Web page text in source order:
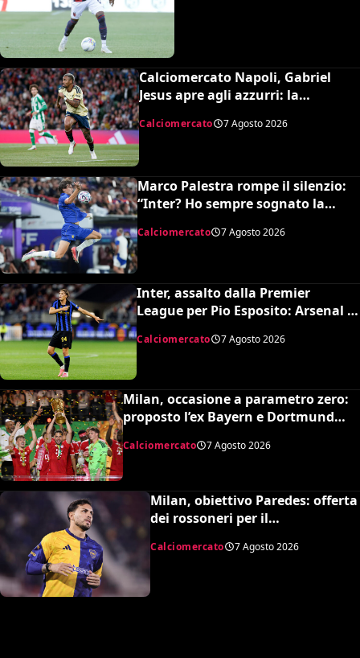
Calciomercato Napoli, Gabriel
Jesus apre agli azzurri: la
Calciomercato 7 Agosto 2026
Marco Palestra rompe il silenzio:
“Inter? Ho sempre sognato la
Premier League e il Chelsea”
Calciomercato 7 Agosto 2026
Inter, assalto dalla Premier
League per Pio Esposito: Arsenal e
Calciomercato 7 Agosto 2026
Milan, occasione a parametro zero:
proposto l’ex Bayern e Dortmund
Raphaël Guerreiro per il nuovo
modulo
Calciomercato 7 Agosto 2026
Milan, obiettivo Paredes: offerta
dei rossoneri per il
Calciomercato 7 Agosto 2026